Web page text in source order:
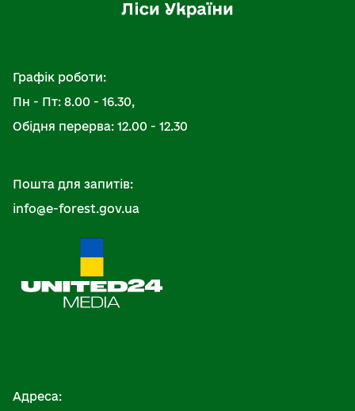
Графік роботи:
Пн - Пт: 8.00 - 16.30,
Обідня перерва: 12.00 - 12.30
Пошта для запитів:
info@e-forest.gov.ua
Адреса: